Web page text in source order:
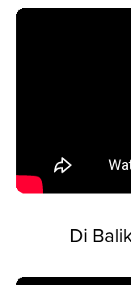
Di